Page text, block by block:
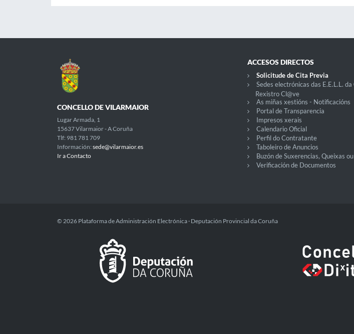
CONCELLO DE VILARMAIOR
Lugar Armada, 1
15637 Vilarmaior - A Coruña
Tlf: 981 781 709
Información: sede@vilarmaior.es
Ir a Contacto
ACCESOS DIRECTOS
Solicitude de Cita Previa
Sedes electrónicas das E.E.L.L.
Rexistro Cl@ve
As miñas xestións - Notificacións
Portal de Transparencia
Impresos xerais
Calendario Oficial
Perfil do Contratante
Taboleiro de Anuncios
Buzón de Suxerencias, Queixas
Verificación de Documentos
© 2026 Plataforma de Administración Electrónica · Deputación Provincial da Coruña